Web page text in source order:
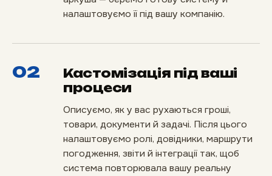
налаштовуємо її під вашу компанію.
02
Кастомізація під ваші
процеси
Описуємо, як у вас рухаються гроші,
товари, документи й задачі. Після цього
налаштовуємо ролі, довідники, маршрути
погодження, звіти й інтеграції так, щоб
система повторювала вашу реальну